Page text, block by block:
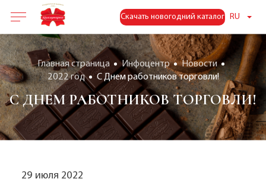
Скачать новогодний каталог RU
Главная страница Инфоцентр
Новости
2022 год
С Днем работников торговли!
С ДНЕМ РАБОТНИКОВ ТОРГОВЛИ!
29 июля 2022